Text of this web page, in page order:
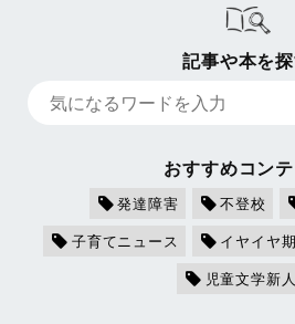
記事や本を
おすすめコン
発達障害 不登校
子育てニュース
イヤイヤ期
児童文学新